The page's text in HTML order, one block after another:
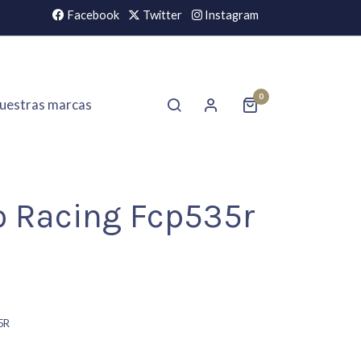
Facebook Twitter Instagram
marcas 0
Racing Fcp535r